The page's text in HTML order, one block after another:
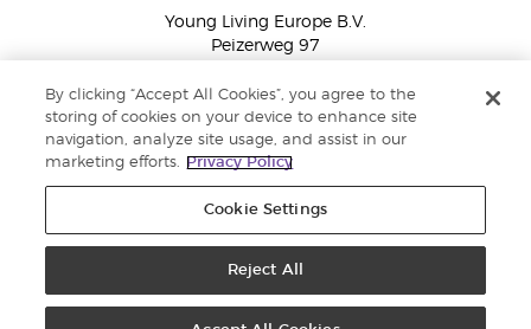
Young Living Europe B.V.
Peizerweg 97
Netherlands
Ilmainen yhteydenotto lankanumeroista Suomesta
913 239
Email: asiakaspalvelu@youngliving.com
pidätetään. |Yksityisyydensuoja
By clicking “Accept All Cookies”, you agree to the
storing of cookies on your device to enhance site
navigation, analyze site usage, and assist in our
marketing efforts.
Privacy Policy
Cookie Settings
Reject All